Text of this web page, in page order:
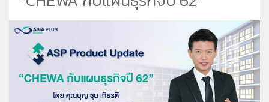
ชีวาทัย ฮอลล์มาร์ค ลาดพร้าว - โชคชัย 4 เฟส 2
ชีวาทัย เรสซิเดนซ์ อโศก
ชีวาทัย ฮอลล์มาร์ค ลาดพร้าว - โชคชัย 4
ชีวาโฮม กรุงเทพ - ปทุม
ชีวา ฮาร์ท สุขุมวิท 36
ค้นหาตามโซน
นักลงทุนสัมพันธ์
ภาพรวมธุรกิจบริษัท
Home
ข่าว&โปรโมชั่น